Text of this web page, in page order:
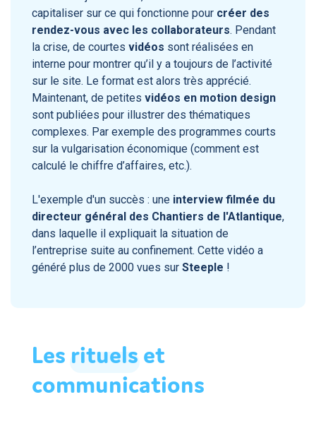
capitaliser sur ce qui fonctionne pour créer des
rendez-vous avec les collaborateurs. Pendant
la crise, de courtes vidéos sont réalisées en
interne pour montrer qu’il y a toujours de l’activité
sur le site. Le format est alors très apprécié.
Maintenant, de petites vidéos en motion design
sont publiées pour illustrer des thématiques
complexes. Par exemple des programmes courts
sur la vulgarisation économique (comment est
calculé le chiffre d’affaires, etc.).
L'exemple d'un succès : une interview filmée du
directeur général des Chantiers de l'Atlantique,
dans laquelle il expliquait la situation de
l’entreprise suite au confinement. Cette vidéo a
généré plus de 2000 vues sur Steeple !
Les rituels et
communications